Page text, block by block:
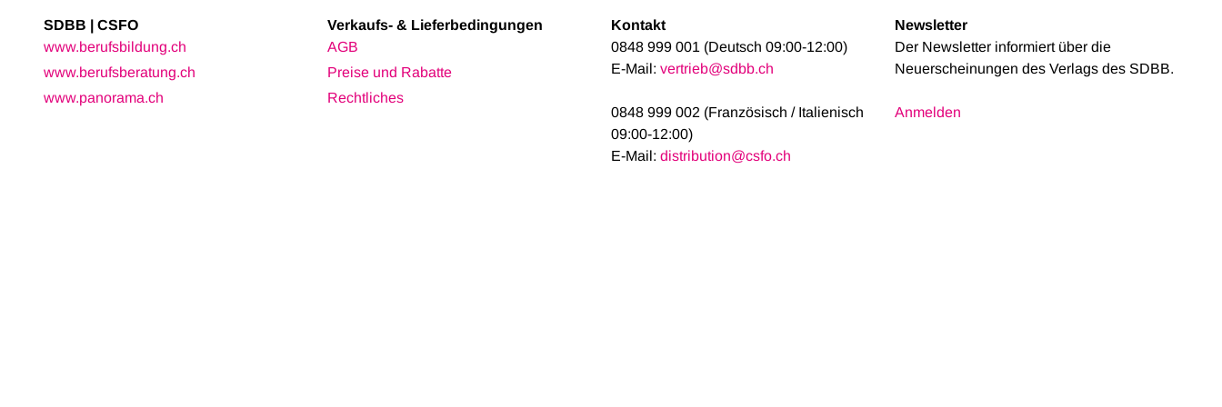
SDBB | CSFO
www.berufsbildung.ch
www.berufsberatung.ch
www.panorama.ch
Verkaufs- & Lieferbedingungen
AGB
Preise und Rabatte
Rechtliches
Kontakt
0848 999 001 (Deutsch 09:00-12:00)
E-Mail: vertrieb@sdbb.ch
0848 999 002 (Französisch / Italienisch
09:00-12:00)
E-Mail: distribution@csfo.ch
Newsletter
Der Newsletter informiert über die
Neuerscheinungen des Verlags des SDBB.
Anmelden